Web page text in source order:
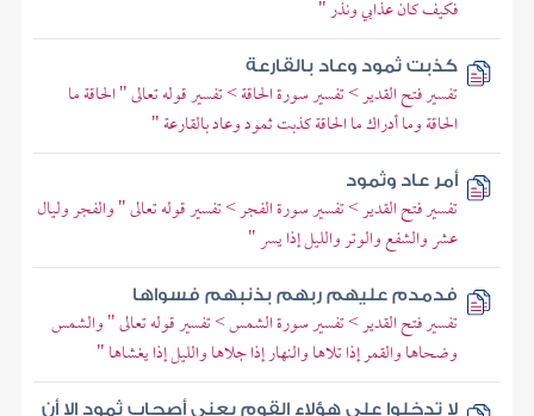
فكيف كان عذابي ونذر "
كذبت ثمود وعاد بالقارعة
تفسير فتح القدير > تفسير سورة الحاقة > تفسير قوله تعالى " الحاقة ما
الحاقة وما أدراك ما الحاقة كذبت ثمود وعاد بالقارعة "
أمر عاد وثمود
تفسير فتح القدير > تفسير سورة الفجر > تفسير قوله تعالى " والفجر وليال
عشر والشفع والوتر والليل إذا يسر "
فدمدم عليهم ربهم بذنبهم فسواها
تفسير فتح القدير > تفسير سورة الشمس > تفسير قوله تعالى " والشمس
وضحاها والقمر إذا تلاها والنهار إذا جلاها والليل إذا يغشاها "
لا تدخلوا على هؤلاء القوم يعني أصحاب ثمود إلا أن